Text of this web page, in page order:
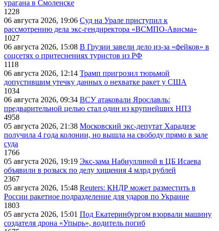
урагана в Смоленске
1228
06 августа 2026, 19:06 Суд на Урале приступил к
рассмотрению дела экс-гендиректора «ВСМПО-Ависма»
1027
06 августа 2026, 15:08 В Грузии завели дело из-за «фейков» в
соцсетях о притеснениях туристов из РФ
1118
06 августа 2026, 12:14 Трамп пригрозил тюрьмой
допустившим утечку данных о нехватке ракет у США
1034
06 августа 2026, 09:34 ВСУ атаковали Ярославль:
предварительной целью стал один из крупнейших НПЗ
4958
05 августа 2026, 21:38 Московский экс-депутат Харадизе
получила 4 года колонии, но вышла на свободу прямо в зале
суда
1766
05 августа 2026, 19:19 Экс-зама Набиуллиной в ЦБ Исаева
объявили в розыск по делу хищения 4 млрд рублей
2367
05 августа 2026, 15:48 Reuters: КНДР может разместить в
России ракетное подразделение для ударов по Украине
1803
05 августа 2026, 15:01 Под Екатеринбургом взорвали машину
создателя дрона «Упырь», водитель погиб